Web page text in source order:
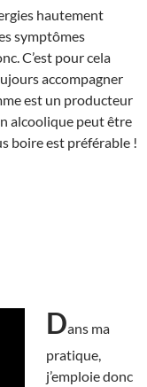
hautement
symptômes
C’est pour cela
accompagner
est un producteur
alcoolique peut être
boire est préférable !
Dans ma
pratique,
j’emploie donc